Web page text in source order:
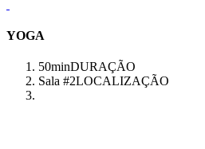
YOGA
50minDURAÇÃO
Sala #2LOCALIZAÇÃO